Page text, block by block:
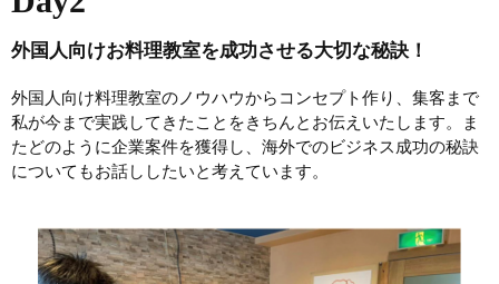
外国人向けお料理教室を成功させる大切な秘訣！
外国人向け料理教室のノウハウからコンセプト作り、集客まで
私が今まで実践してきたことをきちんとお伝えいたします。ま
たどのように企業案件を獲得し、海外でのビジネス成功の秘訣
についてもお話ししたいと考えています。